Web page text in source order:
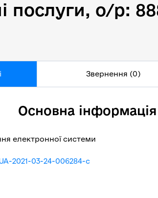
послуги, о/р:
Звернення (0)
Основна інформація
електронної системи
2021-03-24-006284-c